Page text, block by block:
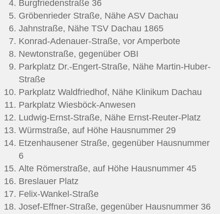
Burgfriedenstraße 36
Gröbenrieder Straße, Nähe ASV Dachau
Jahnstraße, Nähe TSV Dachau 1865
Konrad-Adenauer-Straße, vor Amperbote
Newtonstraße, gegenüber OBI
Parkplatz Dr.-Engert-Straße, Nähe Martin-Huber-
Straße
Parkplatz Waldfriedhof, Nähe Klinikum Dachau
Parkplatz Wiesböck-Anwesen
Ludwig-Ernst-Straße, Nähe Ernst-Reuter-Platz
Würmstraße, auf Höhe Hausnummer 29
Etzenhausener Straße, gegenüber Hausnummer
6
Alte Römerstraße, auf Höhe Hausnummer 45
Breslauer Platz
Felix-Wankel-Straße
Josef-Effner-Straße, gegenüber Hausnummer 36